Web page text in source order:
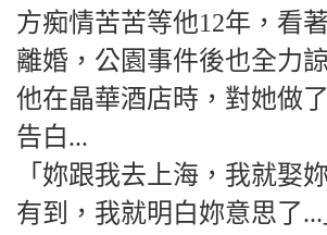
方痴情苦苦等他12年，看
離婚，公園事件後也全力
他在晶華酒店時，對她做
告白...
「妳跟我去上海，我就娶
有到，我就明白妳意思了